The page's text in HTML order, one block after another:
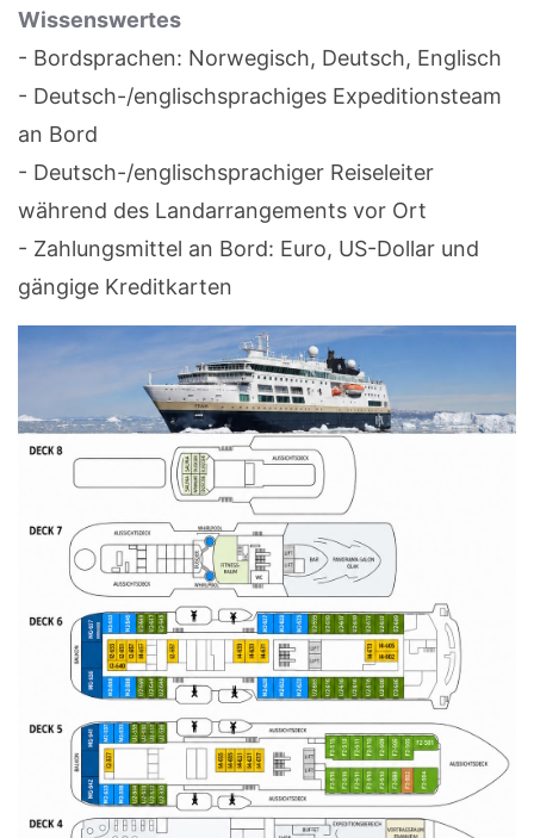
Wissenswertes
- Bordsprachen: Norwegisch, Deutsch, Englisch
- Deutsch-/englischsprachiges Expeditionsteam
an Bord
- Deutsch-/englischsprachiger Reiseleiter
während des Landarrangements vor Ort
- Zahlungsmittel an Bord: Euro, US-Dollar und
gängige Kreditkarten